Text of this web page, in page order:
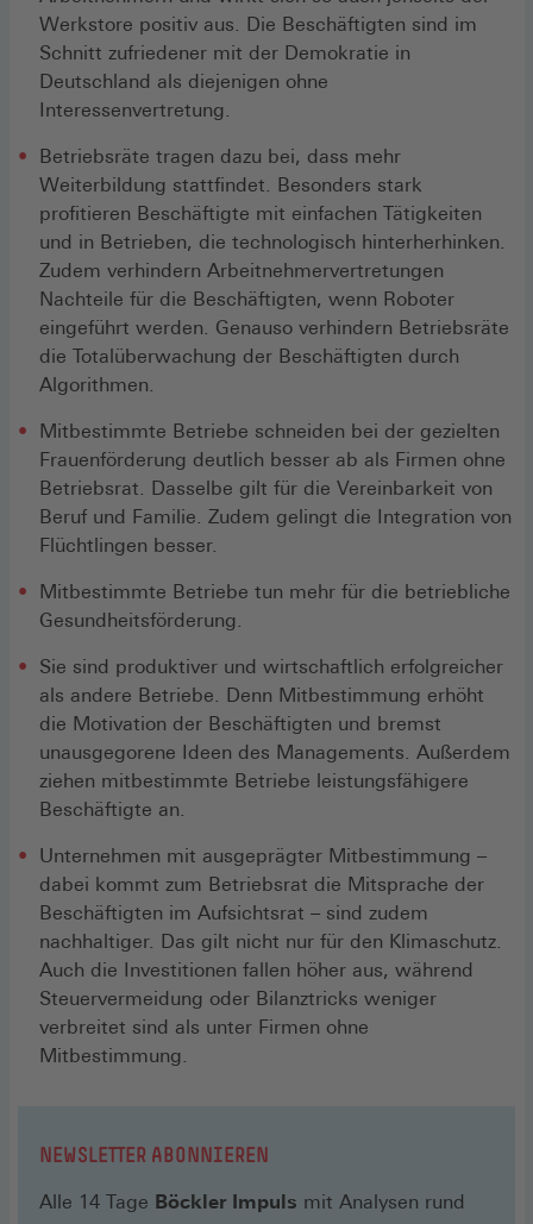
Werkstore positiv aus. Die Beschäftigten sind im
Schnitt zufriedener mit der Demokratie in
Deutschland als diejenigen ohne
Interessenvertretung.
Betriebsräte tragen dazu bei, dass mehr
Weiterbildung stattfindet. Besonders stark
profitieren Beschäftigte mit einfachen Tätigkeiten
und in Betrieben, die technologisch hinterherhinken.
Zudem verhindern Arbeitnehmervertretungen
Nachteile für die Beschäftigten, wenn Roboter
eingeführt werden. Genauso verhindern Betriebsräte
die Totalüberwachung der Beschäftigten durch
Algorithmen.
Mitbestimmte Betriebe schneiden bei der gezielten
Frauenförderung deutlich besser ab als Firmen ohne
Betriebsrat. Dasselbe gilt für die Vereinbarkeit von
Beruf und Familie. Zudem gelingt die Integration von
Flüchtlingen besser.
Mitbestimmte Betriebe tun mehr für die betriebliche
­Gesundheitsförderung.
Sie sind produktiver und wirtschaftlich erfolgreicher
als andere Betriebe. Denn Mitbestimmung erhöht
die Motivation der Beschäftigten und bremst
unausgegorene Ideen des Managements. Außerdem
ziehen mitbestimmte Betriebe leistungsfähigere
Beschäftigte an.
Unternehmen mit ausgeprägter Mitbestimmung –
dabei kommt zum Betriebsrat die Mitsprache der
Beschäftigten im Aufsichtsrat – sind zudem
nachhaltiger. Das gilt nicht nur für den Klimaschutz.
Auch die Investitionen fallen höher aus, während
Steuervermeidung oder Bilanztricks weniger
verbreitet sind als unter Firmen ohne
Mitbestimmung.
NEWSLETTER ABONNIEREN
Alle 14 Tage Böckler Impuls mit Analysen rund